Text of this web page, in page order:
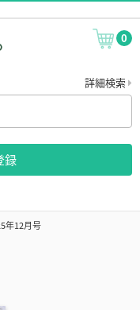
0
詳細検索
録
年12月号